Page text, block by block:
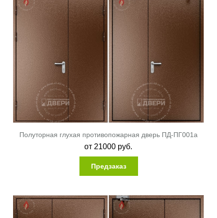
Полуторная глухая противопожарная дверь ПД-ПГ001a
от 21000 руб.
Предзаказ